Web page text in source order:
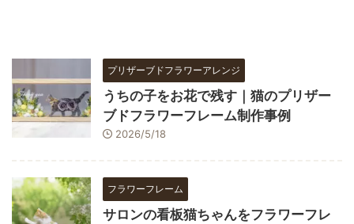
プリザーブドフラワーアレンジ
うちの子をお花で残す｜猫のプリザー
ブドフラワーフレーム制作事例
2026/5/18
フラワーフレーム
サロンの看板猫ちゃんをフラワーフレ